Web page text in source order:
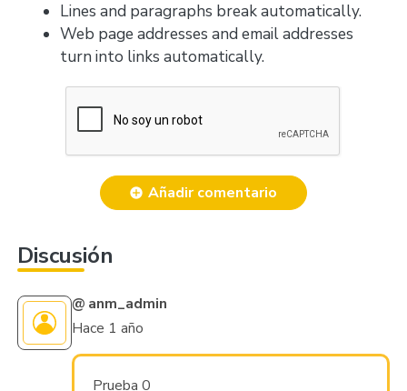
Lines and paragraphs break automatically.
Web page addresses and email addresses
turn into links automatically.
Añadir comentario
Discusión
@ anm_admin
Hace 1 año
Prueba 0